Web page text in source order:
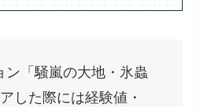
ン「騒嵐の大地・氷蟲
した際には経験値・